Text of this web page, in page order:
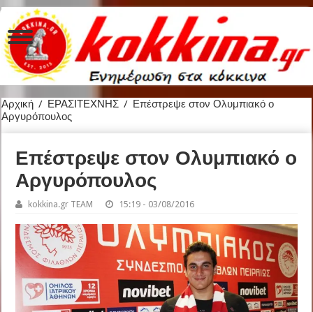
Αρχική / ΕΡΑΣΙΤΕΧΝΗΣ / Επέστρεψε στον Ολυμπιακό ο
Αργυρόπουλος
Επέστρεψε στον Ολυμπιακό ο
Αργυρόπουλος
kokkina.gr TEAM 15:19 - 03/08/2016